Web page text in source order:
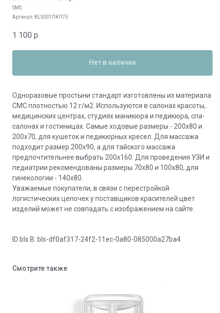
SMS
Артикул: BLS001ПКП75
1 100 р.
Нет в наличии
Одноразовые простыни стандарт изготовлены из материала
СМС плотностью 12 г/м2. Используются в салонах красоты,
медицинских центрах, студиях маникюра и педикюра, спа-
салонах и гостиницах. Самые ходовые размеры - 200х80 и
200х70, для кушеток и педикюрных кресел. Для массажа
подходит размер 200х90, а для тайского массажа
предпочтительнее выбрать 200х160. Для проведения УЗИ и
педиатрии рекомендованы размеры 70х80 и 100х80, для
гинекологии - 140х80.
Уважаемые покупатели, в связи с перестройкой
логистических цепочек у поставщиков красителей цвет
изделий может не совпадать с изображением на сайте.
ID bls В: bls-df0af317-24f2-11ec-0a80-085000a27ba4
Смотрите также